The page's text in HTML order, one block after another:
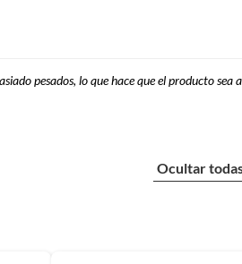
productos
consideres la madera verde, los
estructura de tu proyecto, mientras
pesados, lo que hace que el producto
Ocultar